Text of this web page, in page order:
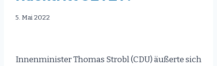
5. Mai 2022
Innenminister Thomas Strobl (CDU) äußerte sich